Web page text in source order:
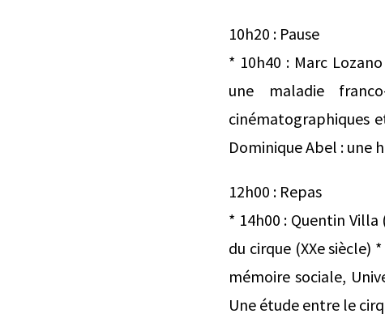
10h20 : Pause
* 10h40 : Marc
une maladie
cinématographiques
Dominique Abel : une
12h00 : Repas
* 14h00 : Quentin
du cirque (XXe siècle)
mémoire sociale,
Une étude entre le